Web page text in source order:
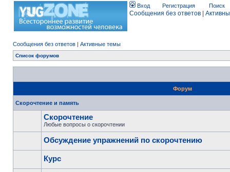
Вход Регистрация Поиск
Сообщения без ответов
Сообщения без ответов | Активные темы
Список форумов
Форум
Скорочтение и память
Скорочтение
Любые вопросы о скорочтении
Обсуждение упражнений по скорочтению
Курс